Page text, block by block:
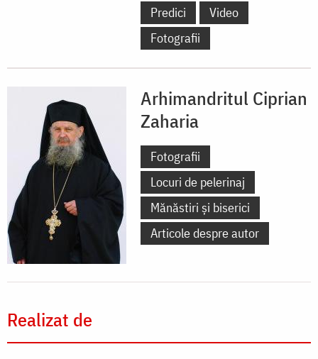
Predici
Video
Fotografii
Arhimandritul Ciprian
Zaharia
Fotografii
Locuri de pelerinaj
Mănăstiri și biserici
Articole despre autor
Realizat de